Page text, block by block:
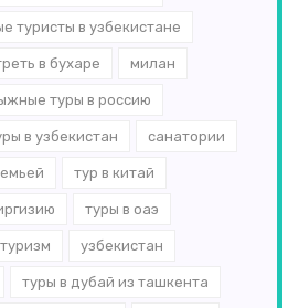
туристы в узбекистане
в бухаре милан
туры в россию
в узбекистан санатории
тур в китай
туры в оаэ
узбекистан
туры в дубай из ташкента